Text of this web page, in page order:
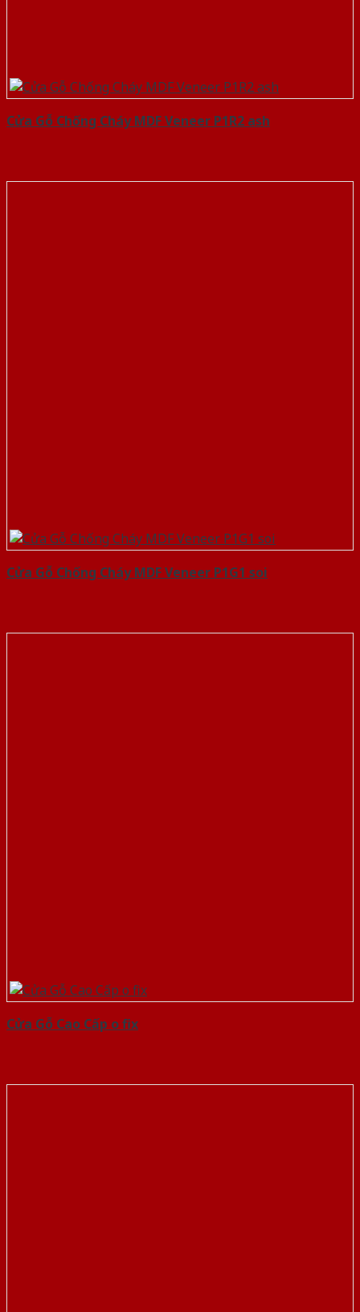
Cửa Gỗ Chống Cháy MDF Veneer P1R2 ash
Cửa Gỗ Chống Cháy MDF Veneer P1G1 soi
Cửa Gỗ Cao Cấp o fix